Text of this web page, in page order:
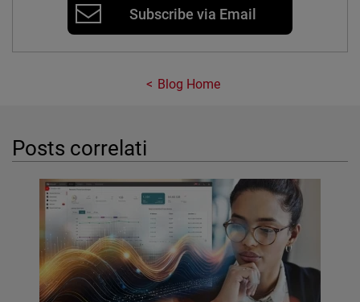
Subscribe via Email
Blog Home
Posts correlati